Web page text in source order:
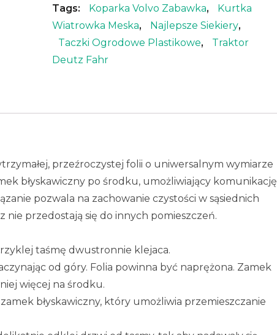
Tags: Koparka Volvo Zabawka,
Kurtka
Wiatrowka Meska, Najlepsze Siekiery,
Taczki Ogrodowe Plastikowe,
Traktor
Deutz Fahr
przeźroczystej folii o uniwersalnym wymiarze
błyskawiczny po środku, umożliwiający komunikację
pozwala na zachowanie czystości w sąsiednich
przedostają się do innych pomieszczeń.
taśmę dwustronnie klejaca.
od góry. Folia powinna być naprężona. Zamek
więcej na środku.
błyskawiczny, który umożliwia przemieszczanie